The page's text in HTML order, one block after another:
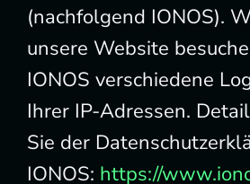
(nachfolgend IONOS).
unsere Website
IONOS verschiedene
Ihrer IP-Adressen.
Sie der
IONOS: https://